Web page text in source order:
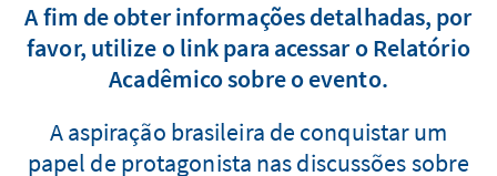
A fim de obter informações detalhadas, por
favor, utilize o link para acessar o Relatório
Acadêmico sobre o evento.
A aspiração brasileira de conquistar um
papel de protagonista nas discussões sobre